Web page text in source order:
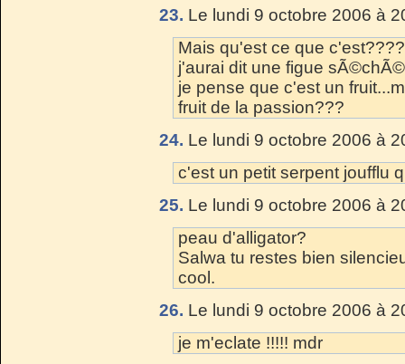
23. Le lundi 9 octobre 2006 à
Mais qu'est ce que c'est????
j'aurai dit une figue
je pense que c'est un
fruit de la passion???
24. Le lundi 9 octobre 2006 à
c'est un petit serpent joufflu
25. Le lundi 9 octobre 2006 à
peau d'alligator?
Salwa tu restes bien
cool.
26. Le lundi 9 octobre 2006 à
je m'eclate !!!!! mdr